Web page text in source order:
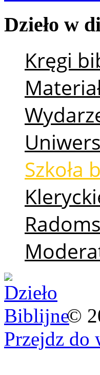
Dzieło w
Kręgi
Szkoła
©
Przejdz do